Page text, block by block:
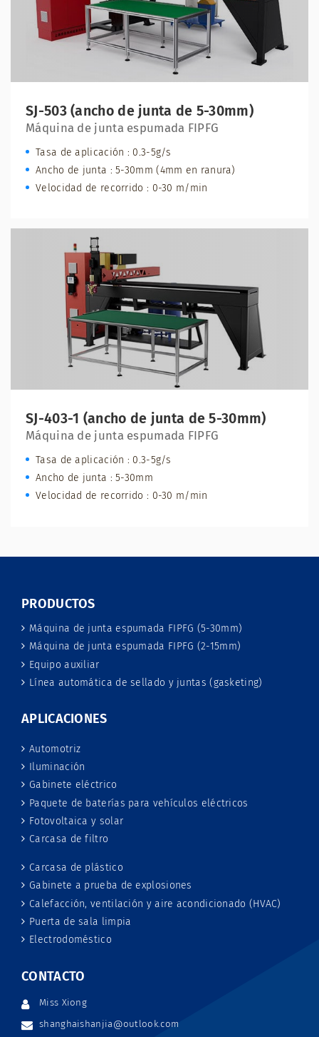
SJ-503 (ancho de junta de 5-30mm)
Máquina de junta espumada FIPFG
Tasa de aplicación : 0.3-5g/s
Ancho de junta : 5-30mm (4mm en ranura)
Velocidad de recorrido : 0-30 m/min
SJ-403-1 (ancho de junta de 5-30mm)
Máquina de junta espumada FIPFG
Tasa de aplicación : 0.3-5g/s
Ancho de junta : 5-30mm
Velocidad de recorrido : 0-30 m/min
PRODUCTOS
Máquina de junta espumada FIPFG (5-30mm)
Máquina de junta espumada FIPFG (2-15mm)
Equipo auxiliar
Línea automática de sellado y juntas (gasketing)
APLICACIONES
Automotriz
Iluminación
Gabinete eléctrico
Paquete de baterías para vehículos eléctricos
Fotovoltaica y solar
Carcasa de filtro
Carcasa de plástico
Gabinete a prueba de explosiones
Calefacción, ventilación y aire acondicionado (HVAC)
Puerta de sala limpia
Electrodoméstico
CONTACTO
Miss Xiong
shanghaishanjia@outlook.com